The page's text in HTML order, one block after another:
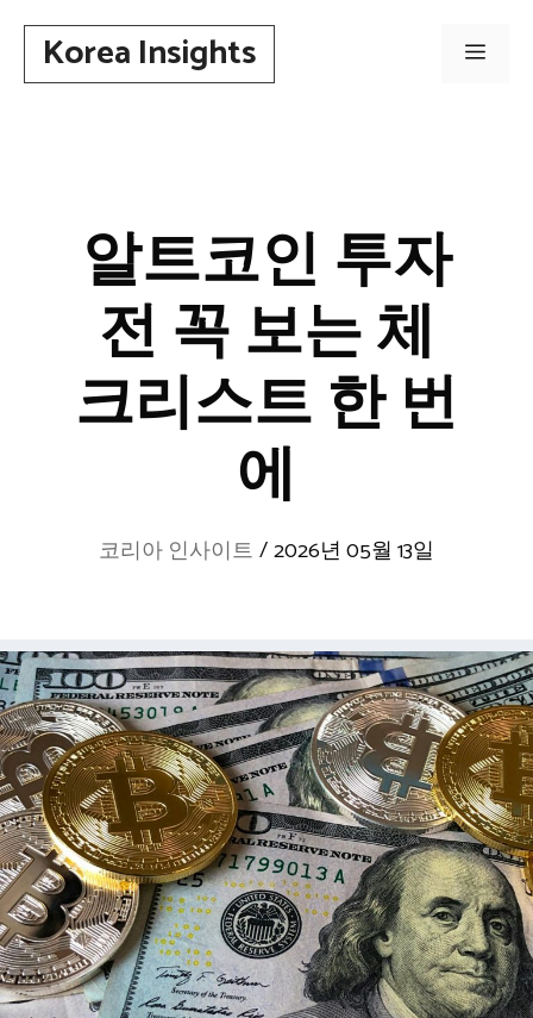
Korea Insights
메
알트코인 투자
전 꼭 보는 체
크리스트 한 번
에
코리아 인사이트 /2026년 05월 13일